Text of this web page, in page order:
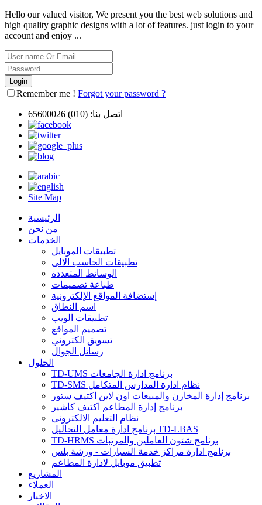
Hello our valued visitor, We present you the best web solutions and
high quality graphic designs with a lot of features. just login to your
account and enjoy ...
Remember me ! Forgot your password ?
اتصل بنا: (010) 65600026
Site Map
الرئيسية
من نحن
الخدمات
تطبيقات الموبايل
تطبيقات الحاسب الالى
الوسائط المتعددة
طباعة تصميمات
إستضافة المواقع الإلكترونية
اسم النطاق
تطبيقات الويب
تصميم المواقع
تسويق الكتروني
رسائل الجوال
الحلول
TD-UMS برنامج ادارة الجامعات
TD-SMS نظام ادارة المدارس المتكامل
برنامج إدارة المخازن والمبيعات اون لاين اكتيف ستور
برنامج إدارة المطاعم اكتيف كاشير
نظام التعليم الالكترونى
برنامج ادارة معامل التحاليل TD-LBAS
TD-HRMS برنامج شئون العاملين والمرتبات
برنامج ادارة مراكز خدمة السيارات - ورشة بلس
تطبيق موبايل لادارة المطاعم
المشاريع
العملاء
الاخبار